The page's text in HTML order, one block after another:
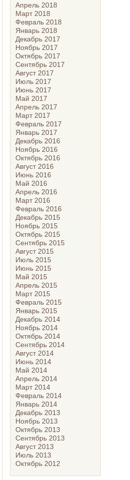
Апрель 2018
Март 2018
Февраль 2018
Январь 2018
Декабрь 2017
Ноябрь 2017
Октябрь 2017
Сентябрь 2017
Август 2017
Июль 2017
Июнь 2017
Май 2017
Апрель 2017
Март 2017
Февраль 2017
Январь 2017
Декабрь 2016
Ноябрь 2016
Октябрь 2016
Август 2016
Июнь 2016
Май 2016
Апрель 2016
Март 2016
Февраль 2016
Декабрь 2015
Ноябрь 2015
Октябрь 2015
Сентябрь 2015
Август 2015
Июль 2015
Июнь 2015
Май 2015
Апрель 2015
Март 2015
Февраль 2015
Январь 2015
Декабрь 2014
Ноябрь 2014
Октябрь 2014
Сентябрь 2014
Август 2014
Июнь 2014
Май 2014
Апрель 2014
Март 2014
Февраль 2014
Январь 2014
Декабрь 2013
Ноябрь 2013
Октябрь 2013
Сентябрь 2013
Август 2013
Июль 2013
Октябрь 2012